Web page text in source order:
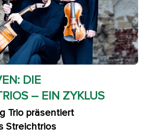
DIE
– EIN ZYKLUS
Trio präsentiert
Streichtrios